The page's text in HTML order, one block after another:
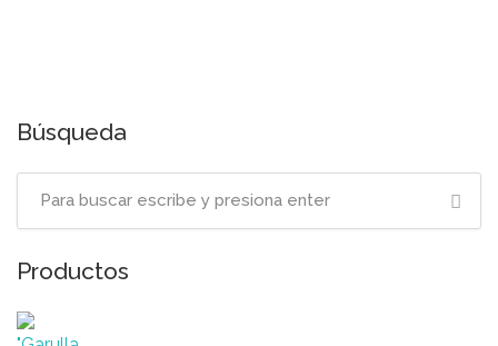
Búsqueda
Productos